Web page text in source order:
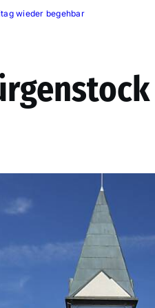
wieder begehbar